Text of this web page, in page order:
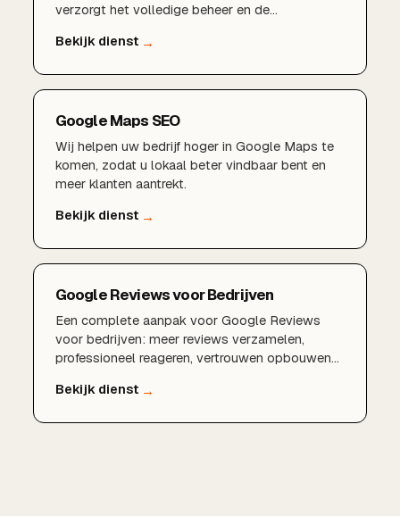
verzorgt het volledige beheer en de
Google Maps SEO
Wij helpen uw bedrijf hoger in Google Maps te
komen, zodat u lokaal beter vindbaar bent en
meer klanten aantrekt.
Google Reviews voor Bedrijven
Een complete aanpak voor Google Reviews
voor bedrijven: meer reviews verzamelen,
professioneel reageren, vertrouwen opbouwen
op Google Maps.